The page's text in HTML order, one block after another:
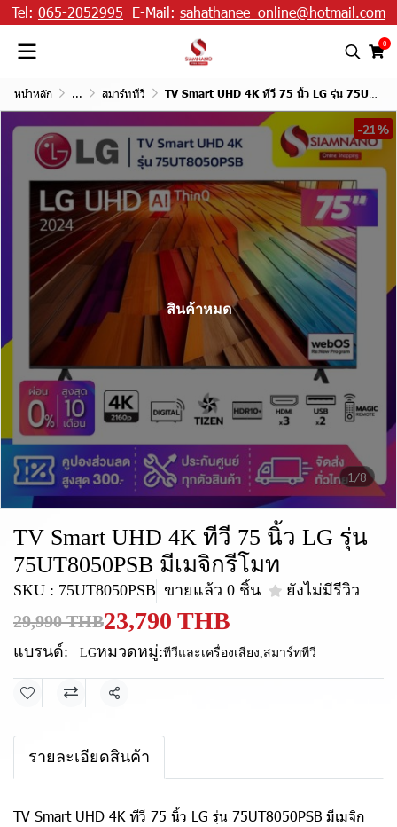
Tel: 065-2052995 E-Mail: sahathanee_online@hotmail.com
0
หน้าหลัก ... สมาร์ททีวี TV Smart UHD 4K ทีวี 75 นิ้ว LG รุ่น 75UT8050PSB มีเมจิกรีโมท
1/8
-21%
สินค้าหมด
TV Smart UHD 4K ทีวี 75 นิ้ว LG รุ่น
75UT8050PSB มีเมจิกรีโมท
SKU : 75UT8050PSB ขายแล้ว 0 ชิ้น ยังไม่มีรีวิว
29,990 THB23,790 THB
แบรนด์: LGหมวดหมู่:ทีวีและเครื่องเสียง,สมาร์ททีวี
แชร์
รายละเอียดสินค้า
TV Smart UHD 4K ทีวี 75 นิ้ว LG รุ่น 75UT8050PSB มีเมจิก